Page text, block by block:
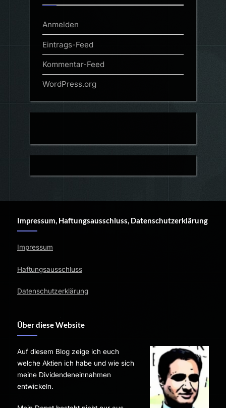
Anmelden
Eintrags-Feed
Kommentar-Feed
WordPress.org
Impressum, Haftungsausschluss, Datenschutzerklärung
Impressum
Haftungsausschluss
Datenschutzerklärung
Über diese Website
Auf diesem Blog zeige ich euch
welche Aktien ich habe und wie sich
meine Dividendeneinnahmen
entwickeln.